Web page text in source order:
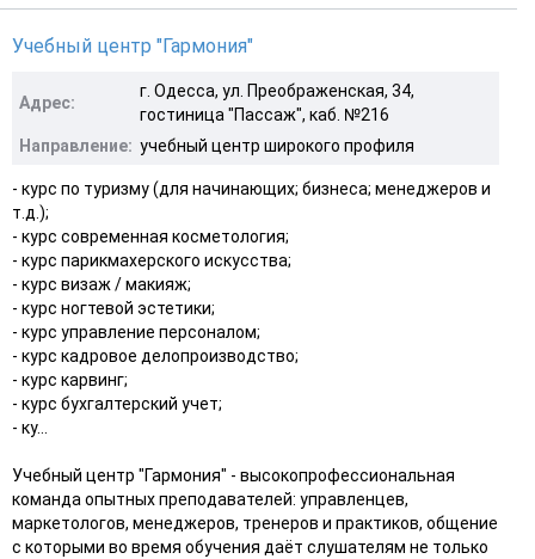
Учебный центр "Гармония"
Адрес:
г. Одесса, ул. Преображенская, 34,
гостиница "Пассаж", каб. №216
Направление: учебный центр широкого профиля
- курс по туризму (для начинающих; бизнеса; менеджеров и
т.д.);
- курс современная косметология;
- курс парикмахерского искусства;
- курс визаж / макияж;
- курс ногтевой эстетики;
- курс управление персоналом;
- курс кадровое делопроизводство;
- курс карвинг;
- курс бухгалтерский учет;
- ку...
Учебный центр "Гармония" - высокопрофессиональная
команда опытных преподавателей: управленцев,
маркетологов, менеджеров, тренеров и практиков, общение
с которыми во время обучения даёт слушателям не только